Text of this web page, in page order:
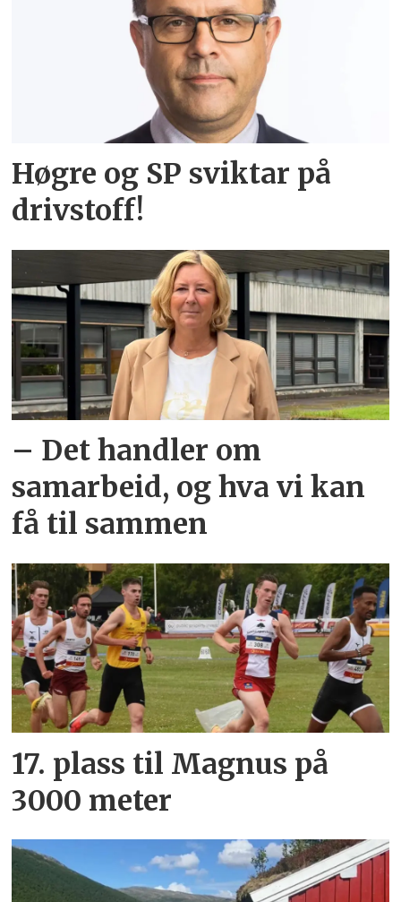
Høgre og SP sviktar på
drivstoff!
– Det handler om
samarbeid, og hva vi kan
få til sammen
17. plass til Magnus på
3000 meter